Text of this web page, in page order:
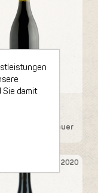
Sam Vinciullo
Red/White
27,13 € inkl. Steuer
2020
Sie damit